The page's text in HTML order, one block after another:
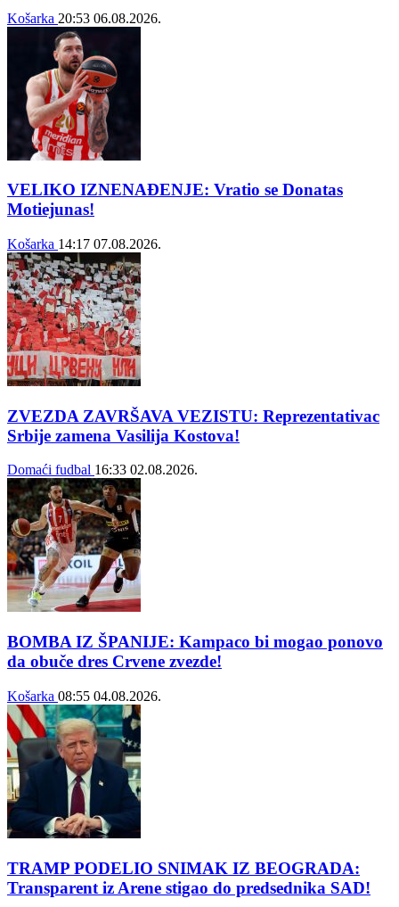
Košarka 20:53 06.08.2026.
VELIKO IZNENAĐENJE: Vratio se Donatas
Motiejunas!
Košarka 14:17 07.08.2026.
ZVEZDA ZAVRŠAVA VEZISTU: Reprezentativac
Srbije zamena Vasilija Kostova!
Domaći fudbal 16:33 02.08.2026.
BOMBA IZ ŠPANIJE: Kampaco bi mogao ponovo
da obuče dres Crvene zvezde!
Košarka 08:55 04.08.2026.
TRAMP PODELIO SNIMAK IZ BEOGRADA:
Transparent iz Arene stigao do predsednika SAD!